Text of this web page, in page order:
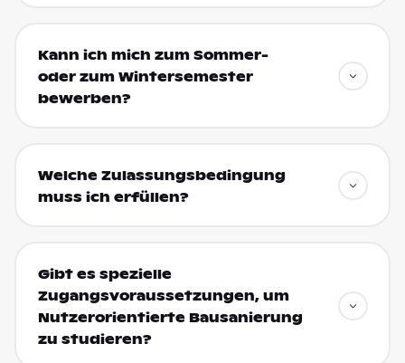
Kann ich mich zum Sommer-
oder zum Wintersemester
bewerben?
Welche Zulassungsbedingung
muss ich erfüllen?
Gibt es spezielle
Zugangsvoraussetzungen, um
Nutzerorientierte Bausanierung
zu studieren?